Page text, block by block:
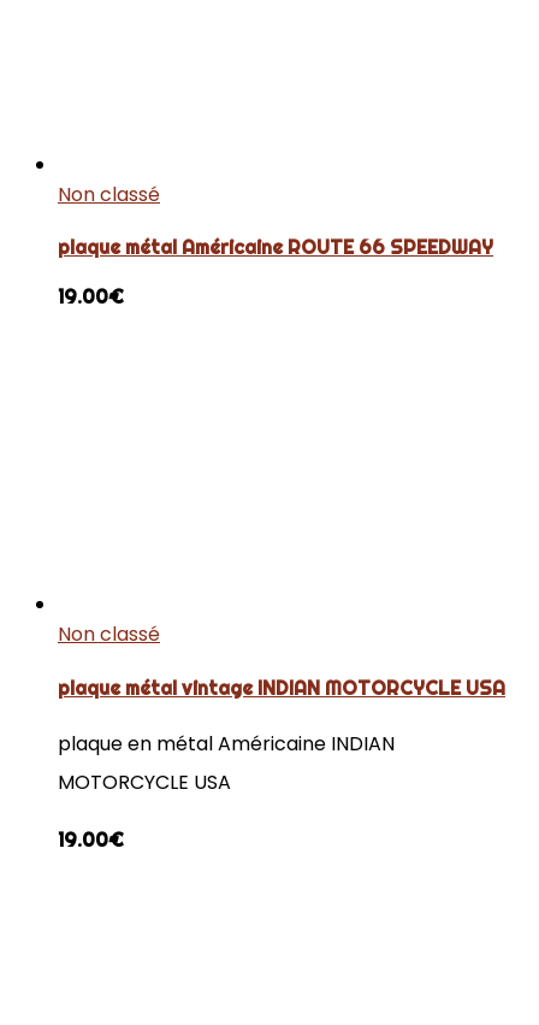
Non classé
plaque métal Américaine ROUTE 66 SPEEDWAY
19.00€
Non classé
plaque métal vintage INDIAN MOTORCYCLE USA
plaque en métal Américaine INDIAN
MOTORCYCLE USA
19.00€